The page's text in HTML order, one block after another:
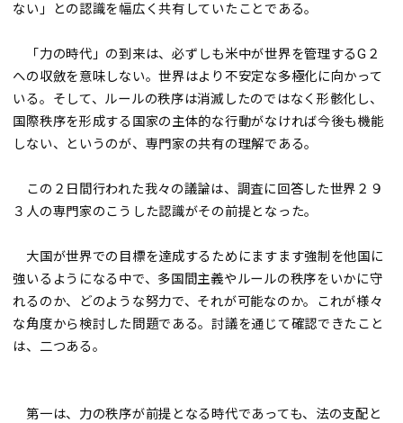
ない」との認識を幅広く共有していたことである。
「力の時代」の到来は、必ずしも米中が世界を管理するG２
への収斂を意味しない。世界はより不安定な多極化に向かって
いる。そして、ルールの秩序は消滅したのではなく形骸化し、
国際秩序を形成する国家の主体的な行動がなければ今後も機能
しない、というのが、専門家の共有の理解である。
この２日間行われた我々の議論は、調査に回答した世界２９
３人の専門家のこうした認識がその前提となった。
大国が世界での目標を達成するためにますます強制を他国に
強いるようになる中で、多国間主義やルールの秩序をいかに守
れるのか、どのような努力で、それが可能なのか。これが様々
な角度から検討した問題である。討議を通じて確認できたこと
は、二つある。
第一は、力の秩序が前提となる時代であっても、法の支配と